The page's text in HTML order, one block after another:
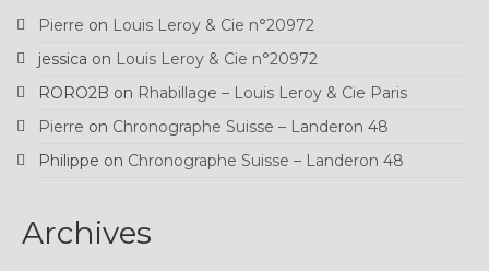
Pierre on Louis Leroy & Cie n°20972
jessica on Louis Leroy & Cie n°20972
RORO2B on Rhabillage – Louis Leroy & Cie Paris
Pierre on Chronographe Suisse – Landeron 48
Philippe on Chronographe Suisse – Landeron 48
Archives